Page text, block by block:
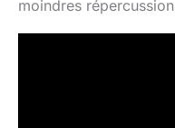
moindres